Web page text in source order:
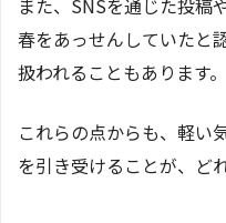
また、SNSを通じた投稿
春をあっせんしていたと
扱われることもあります。
これらの点からも、軽い
を引き受けることが、ど